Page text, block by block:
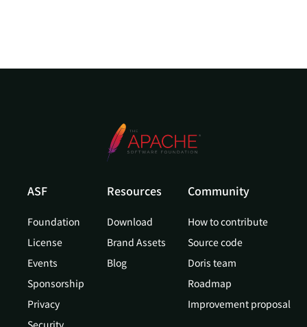
ASF
Foundation
License
Events
Sponsorship
Privacy
Resources
Download
Brand Assets
Blog
Community
How to contribute
Source code
Doris team
Roadmap
Improvement proposal